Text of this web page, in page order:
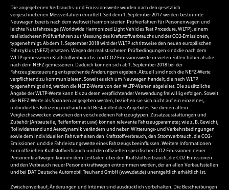
Die angegebenen Verbrauchs- und Emissionswerte wurden nach den gesetzlich
vorgeschriebenen Messverfahren ermittelt. Seit dem 1. September 2017 werden bestimmte
Neuwagen bereits nach dem weltweit harmonisierten Prüfverfahren für Personenwagen und
leichte Nutzfahrzeuge (Worldwide Harmonized Light Vehicles Test Procedure, WLTP), einem
realistischeren Prüfverfahren zur Messung des Kraftstoffverbrauchs und der CO2-Emissionen,
typgenehmigt. Ab dem 1. September 2018 wird der WLTP schrittweise den neuen europäischen
Fahrzyklus (NEFZ) ersetzen. Wegen der realistischeren Prüfbedingungen sind die nach dem
WLTP gemessenen Kraftstoffverbrauchs- und CO2-Emissionswerte in vielen Fällen höher als die
nach dem NEFZ gemessenen. Dadurch können sich ab 1. September 2018 bei der
Fahrzeugbesteuerung entsprechende Änderungen ergeben. Aktuell sind noch die NEFZ-Werte
verpflichtend zu kommunizieren. Soweit es sich um Neuwagen handelt, die nach WLTP
typgenehmigt sind, werden die NEFZ-Werte von den WLTP-Werten abgeleitet. Die zusätzliche
Angabe der WLTP-Werte kann bis zu deren verpflichtender Verwendung freiwillig erfolgen. Soweit
die NEFZ-Werte als Spannen angegeben werden, beziehen sie sich nicht auf ein einzelnes,
individuelles Fahrzeug und sind nicht Bestandteil des Angebotes. Sie dienen allein
Vergleichszwecken zwischen den verschiedenen Fahrzeugtypen. Zusatzausstattungen und
Zubehör (Anbauteile, Reifenformat usw.) können relevante Fahrzeugparameter, wie z. B. Gewicht,
Rollwiderstand und Aerodynamik verändern und neben Witterungs- und Verkehrsbedingungen
sowie dem individuellen Fahrverhalten den Kraftstoffverbrauch, den Stromverbrauch, die CO2-
Emissionen und die Fahrleistungswerte eines Fahrzeugs beeinflussen. Weitere Informationen
zum offiziellen Kraftstoffverbrauch und den offiziellen spezifischen CO2-Emissionen neuer
Personenkraftwagen können dem Leitfaden über den Kraftstoffverbrauch, die CO2-Emissionen
und den Verbrauch neuer Personenkraftwagen entnommen werden, der an allen Verkaufsstellen
und bei DAT Deutsche Automobil Treuhand GmbH (www.dat.de) unentgeltlich erhältlich ist.
Zwischenverkauf, Änderungen und Irrtümer sind ausdrücklich vorbehalten. Die Beschreibungen